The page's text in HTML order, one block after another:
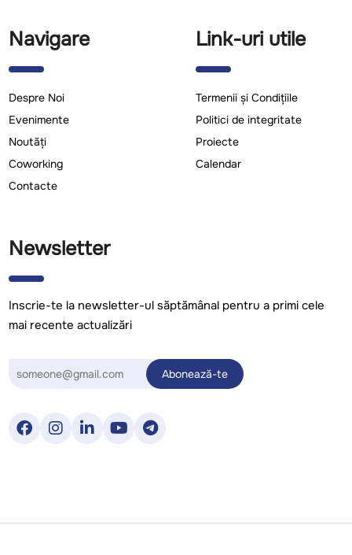
Navigare
Despre Noi
Evenimente
Noutăți
Coworking
Contacte
Link-uri utile
Termenii și Condițiile
Politici de integritate
Proiecte
Calendar
Newsletter
Inscrie-te la newsletter-ul săptămânal pentru a primi cele
mai recente actualizări